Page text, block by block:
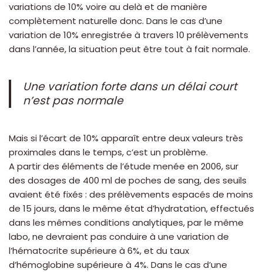
variations de 10% voire au delà et de manière
complètement naturelle donc. Dans le cas d’une
variation de 10% enregistrée à travers 10 prélèvements
dans l’année, la situation peut être tout à fait normale.
Une variation forte dans un délai court
n’est pas normale
Mais si l’écart de 10% apparaît entre deux valeurs très
proximales dans le temps, c’est un problème.
A partir des éléments de l’étude menée en 2006, sur
des dosages de 400 ml de poches de sang, des seuils
avaient été fixés : des prélèvements espacés de moins
de 15 jours, dans le même état d’hydratation, effectués
dans les mêmes conditions analytiques, par le même
labo, ne devraient pas conduire à une variation de
l’hématocrite supérieure à 6%, et du taux
d’hémoglobine supérieure à 4%. Dans le cas d’une